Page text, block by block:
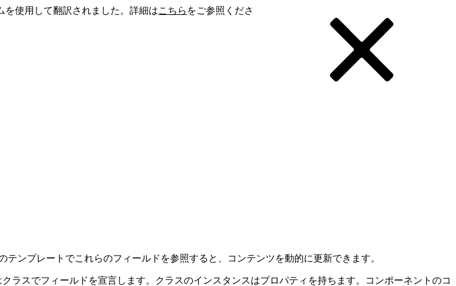
を使用して翻訳されました。詳細はこちら をご参照くださ
ンプレートでこれらのフィールドを参照すると、コンテンツを動的に更新できます。
ラスでフィールドを宣言します。クラスのインスタンスはプロパティを持ちます。コンポーネントのコ